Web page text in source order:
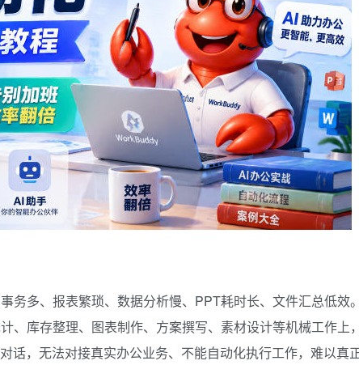
务多、报表繁琐、数据分析慢、PPT耗时长、文件汇总低效
、库存整理、图表制作、方案撰写、素材设计等机械工作上
话，无法对接真实办公业务、不能自动化执行工作，难以真